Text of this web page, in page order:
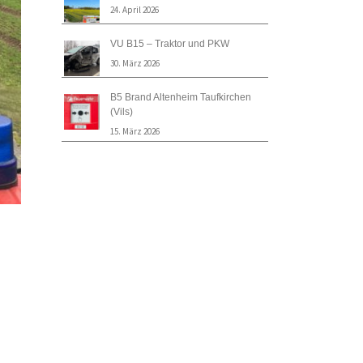
24. April 2026
VU B15 – Traktor und PKW
30. März 2026
B5 Brand Altenheim Taufkirchen
(Vils)
15. März 2026